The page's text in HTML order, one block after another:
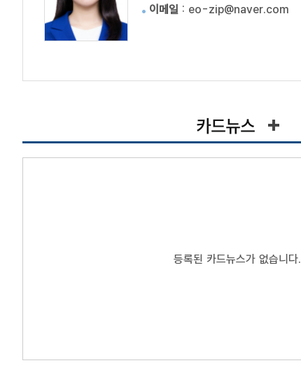
이메일 : eo-zip@naver.com
카드뉴스
등록된 카드뉴스가 없습니다.